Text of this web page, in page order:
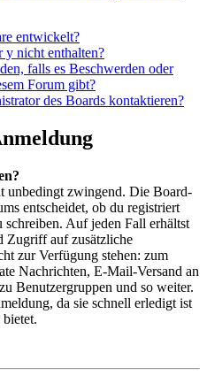
entwickelt?
y nicht enthalten?
falls es Beschwerden oder
Forum gibt?
des Boards kontaktieren?
unbedingt zwingend. Die Board-
entscheidet, ob du registriert
schreiben. Auf jeden Fall erhältst
Zugriff auf zusätzliche
zur Verfügung stehen: zum
Nachrichten, E-Mail-Versand an
Benutzergruppen und so weiter.
da sie schnell erledigt ist